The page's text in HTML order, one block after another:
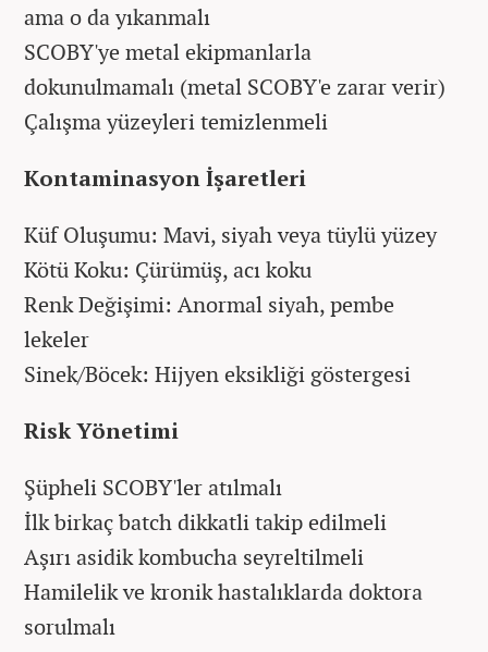
ama o da yıkanmalı
SCOBY'ye metal ekipmanlarla
dokunulmamalı (metal SCOBY'e zarar verir)
Çalışma yüzeyleri temizlenmeli
Kontaminasyon İşaretleri
Küf Oluşumu: Mavi, siyah veya tüylü yüzey
Kötü Koku: Çürümüş, acı koku
Renk Değişimi: Anormal siyah, pembe
lekeler
Sinek/Böcek: Hijyen eksikliği göstergesi
Risk Yönetimi
Şüpheli SCOBY'ler atılmalı
İlk birkaç batch dikkatli takip edilmeli
Aşırı asidik kombucha seyreltilmeli
Hamilelik ve kronik hastalıklarda doktora
sorulmalı